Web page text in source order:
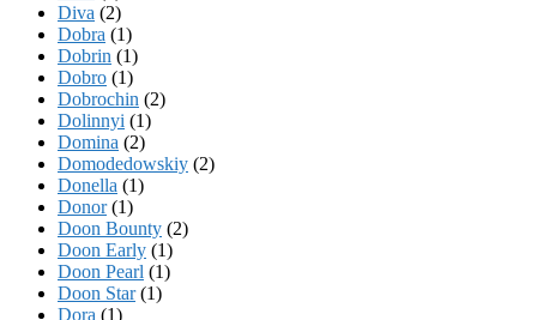
Diva (2)
Dobra (1)
Dobrin (1)
Dobro (1)
Dobrochin (2)
Dolinnyi (1)
Domina (2)
Domodedowskiy (2)
Donella (1)
Donor(1)
Doon Bounty (2)
Doon Early (1)
Doon Pearl (1)
Doon Star(1)
Dora (1)